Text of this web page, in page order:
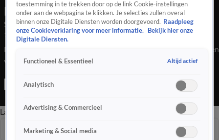
Late Editie
Seizoen 2025, aflevering 325
19 nov 2025, 22:45
Moerdijk praat vanavond verder over het voorgoed verdwijnen
van het dorp en een van de vragen is wat er moet gebeuren met
Glazenwassen: wie is het snelst en het schoonst?
Late EditieOchtend EditieVroege Editie
Seizoen 2025
toestemming in te trekken door op de link Cookie-instellingen
onder aan de webpagina te klikken. Je selecties zullen overal
binnen onze Digitale Diensten worden doorgevoerd. Raadpleeg
onze Cookieverklaring voor meer informatie.
Bekijk hier onze
Digitale Diensten.
Functioneel & Essentieel Altijd actief
Analytisch
Advertising & Commercieel
Marketing & Social media